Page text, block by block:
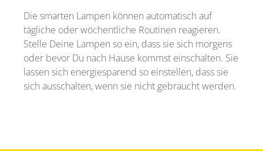
Die smarten Lampen können automatisch auf
tägliche oder wöchentliche Routinen reagieren.
Stelle Deine Lampen so ein, dass sie sich morgens
oder bevor Du nach Hause kommst einschalten. Sie
lassen sich energiesparend so einstellen, dass sie
sich ausschalten, wenn sie nicht gebraucht werden.